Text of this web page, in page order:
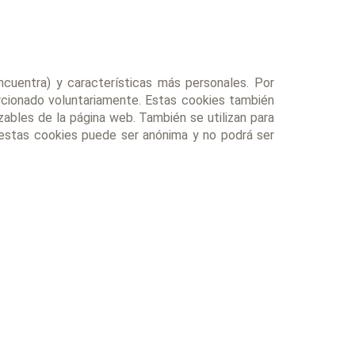
y características más personales. Por
voluntariamente. Estas cookies también
de la página web. También se utilizan para
cookies puede ser anónima y no podrá ser